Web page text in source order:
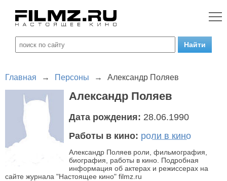
Главная → Персоны → Александр Поляев
Александр Поляев
Дата рождения: 28.06.1990
Работы в кино: роли в кино
Александр Поляев роли, фильмография,
биография, работы в кино. Подробная
информация об актерах и режиссерах на
сайте журнала "Настоящее кино" filmz.ru